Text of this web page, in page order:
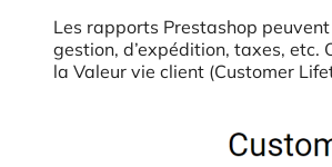
Les rapports Prestashop
gestion, d’expédition, taxes, etc.
la Valeur vie client (Customer